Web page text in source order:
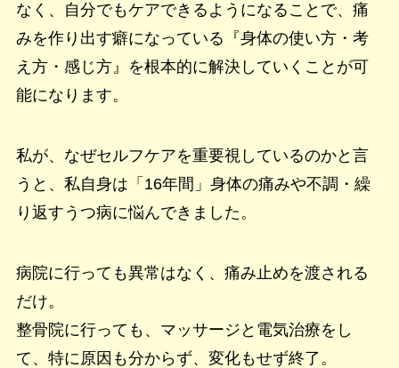
なく、自分でもケアできるようになることで、痛
みを作り出す癖になっている『身体の使い方・考
え方・感じ方』を根本的に解決していくことが可
能になります。
私が、なぜセルフケアを重要視しているのかと言
うと、私自身は「16年間」身体の痛みや不調・繰
り返すうつ病に悩んできました。
病院に行っても異常はなく、痛み止めを渡される
だけ。
整骨院に行っても、マッサージと電気治療をし
て、特に原因も分からず、変化もせず終了。